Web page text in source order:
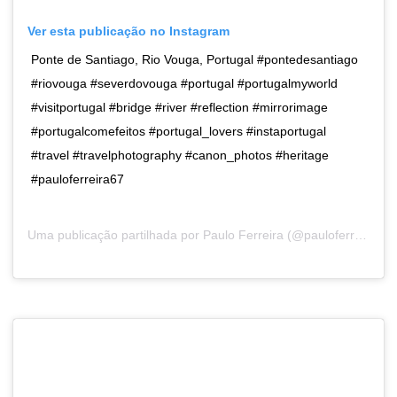
Ver esta publicação no Instagram
Ponte de Santiago, Rio Vouga, Portugal #pontedesantiago
#riovouga #severdovouga #portugal #portugalmyworld
#visitportugal #bridge #river #reflection #mirrorimage
#portugalcomefeitos #portugal_lovers #instaportugal
#travel #travelphotography #canon_photos #heritage
#pauloferreira67
Uma publicação partilhada por Paulo Ferreira (@pauloferreira67) a31 de Jan, 2019 às 9:45 PST